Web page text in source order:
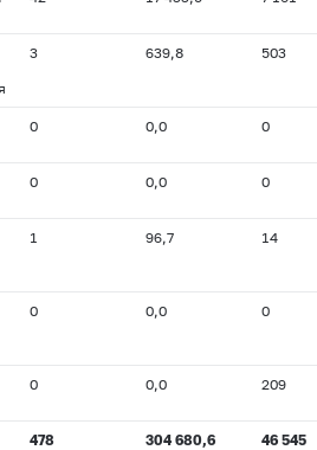
3 639,8 503
0 0,0 0
0 0,0 0
1 96,7 14
0 0,0 0
0 0,0 209
478 304 680,6 46 545